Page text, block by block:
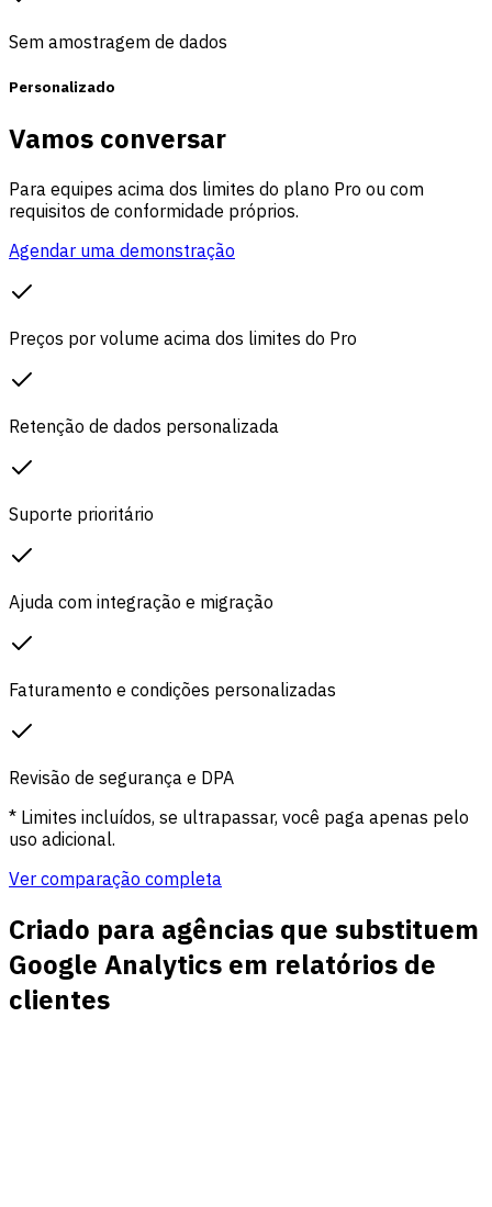
Sem amostragem de dados
Personalizado
Vamos conversar
Para equipes acima dos limites do plano Pro ou com
requisitos de conformidade próprios.
Agendar uma demonstração
Preços por volume acima dos limites do Pro
Retenção de dados personalizada
Suporte prioritário
Ajuda com integração e migração
Faturamento e condições personalizadas
Revisão de segurança e DPA
* Limites incluídos, se ultrapassar, você paga apenas pelo
uso adicional.
Ver comparação completa
Criado para agências que substituem
Google Analytics em relatórios de
clientes